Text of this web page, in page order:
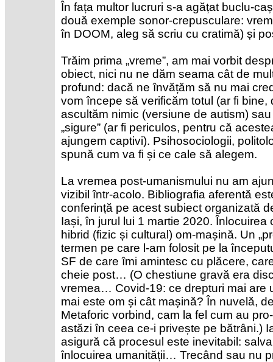
În fața multor lucruri s-a agățat buclu-
două exemple sonor-crepusculare:
în DOOM, aleg să scriu cu cratimă) și
Trăim prima „vreme”, am mai vorbit
obiect, nici nu ne dăm seama cât de
profund: dacă ne învățăm să nu mai
vom începe să verificăm totul (ar fi bine,
ascultăm nimic (versiune de autism)
„sigure” (ar fi periculos, pentru că
ajungem captivi). Psihosociologii,
spună cum va fi și ce cale să alegem.
La vremea post-umanismului nu am
vizibil într-acolo. Bibliografia aferentă
conferință pe acest subiect organizată
Iași, în jurul lui 1 martie 2020.
hibrid (fizic și cultural) om-mașină. Un
termen pe care l-am folosit pe la
SF de care îmi amintesc cu plăcere,
cheie post… (O chestiune gravă era
vremea… Covid-19: ce drepturi mai are
mai este om și cât mașină? În nuvelă,
Metaforic vorbind, cam la fel cum au
astăzi în ceea ce-i privește pe bătrâni.)
asigură că procesul este inevitabil:
înlocuirea umanității… Trecând sau nu